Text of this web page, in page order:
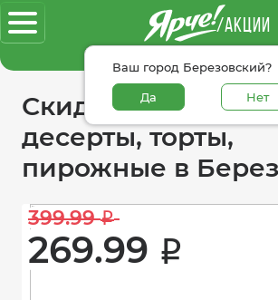
/АКЦИИ
Ваш город Березовский?
Да Нет
100% достоверные
Скидки в
десерты, торты,
пирожные в
399.99 i
269.99 i